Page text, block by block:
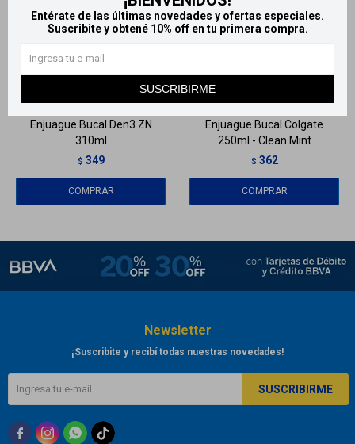
Entérate de las últimas novedades y ofertas especiales.
Suscribite y obtené 10% off en tu primera compra.
SUSCRIBIRME
LlegaHOY
Enjuague Bucal Den3 ZN
310ml
$ 349
Enjuague Bucal Colgate
250ml - Clean Mint
$ 362
Newsletter
¡Suscribite y recibí todas nuestras novedades!
SUSCRIBIRME
  